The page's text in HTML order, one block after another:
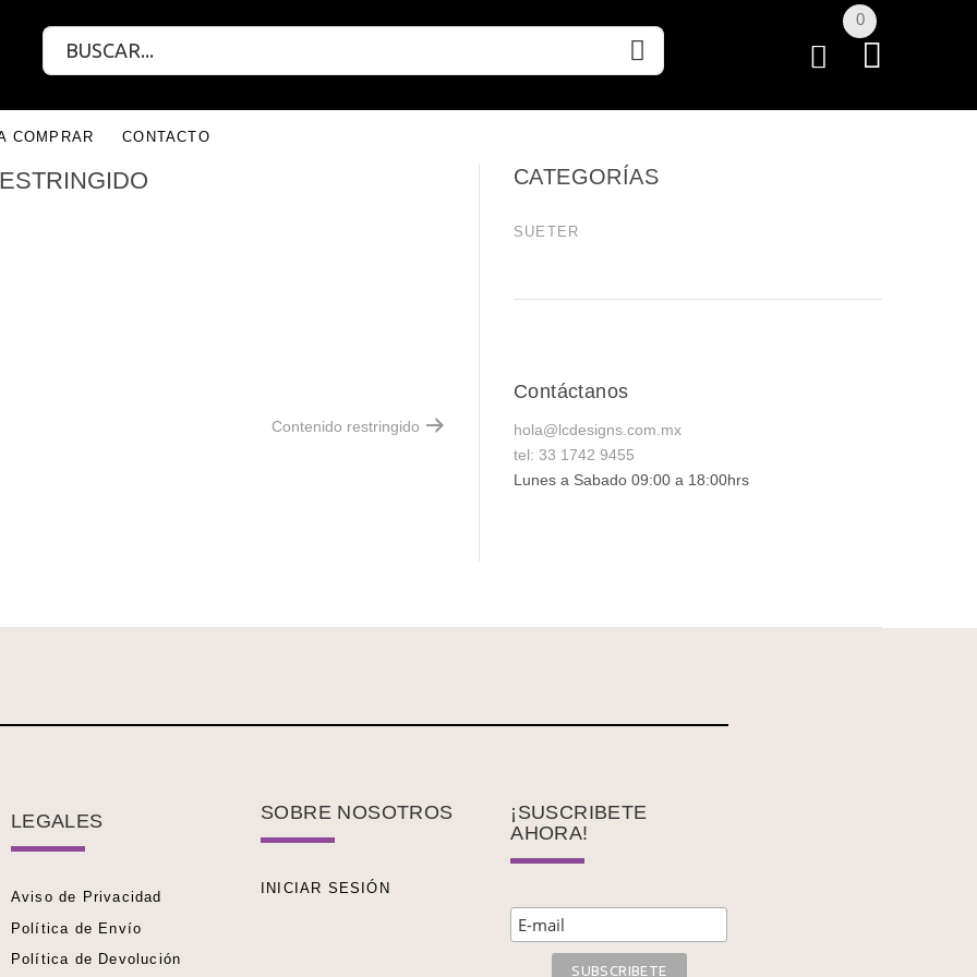
0
COMPRAR CONTACTO
Contenido restringido
CATEGORÍAS
SUETER
Contáctanos
hola@lcdesigns.com.mx
tel: 33 1742 9455
Lunes a Sabado 09:00 a 18:00hrs
LEGALES
Aviso de Privacidad
Política de Envío
Política de Devolución
SOBRE NOSOTROS
INICIAR SESIÓN
¡SUSCRIBETE
AHORA!